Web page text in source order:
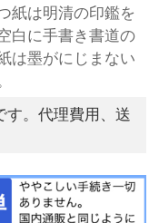
紙は明清の印鑑を
白に手書き書道の
は墨がにじまない
す。代理費用、送